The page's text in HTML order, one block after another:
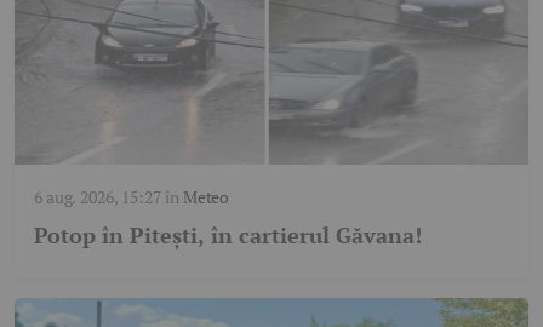
6 aug. 2026, 15:27în Meteo
Potop în Pitești, în cartierul Găvana!